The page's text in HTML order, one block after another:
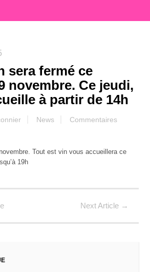
sera fermé ce
novembre. Ce jeudi,
à partir de 14h
News
Commentaires
Tout est vin vous accueillera ce
19h
Next Article →